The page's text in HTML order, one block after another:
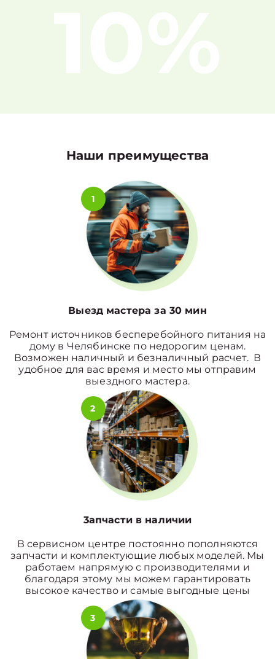
10%
Наши преимущества
1
Выезд мастера за 30 мин
Ремонт источников бесперебойного питания на
дому в Челябинске по недорогим ценам.
Возможен наличный и безналичный расчет. В
удобное для вас время и место мы отправим
выездного мастера.
2
3апчасти в наличии
В сервисном центре постоянно пополняются
запчасти и комплектующие любых моделей. Мы
работаем напрямую с производителями и
благодаря этому мы можем гарантировать
высокое качество и самые выгодные цены
3